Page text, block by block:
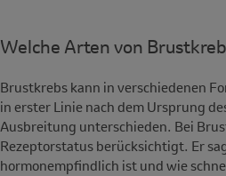
Welche Arten von
Brustkrebs kann in verschiedenen
in erster Linie nach dem Ursprung
Ausbreitung unterschieden. Bei
Rezeptorstatus berücksichtigt. Er
hormonempfindlich ist und wie